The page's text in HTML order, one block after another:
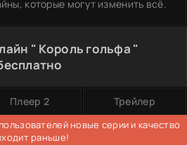
которые могут изменить всё.
" Король гольфа "
Плеер 2 Трейлер
новые серии и качество
раньше!